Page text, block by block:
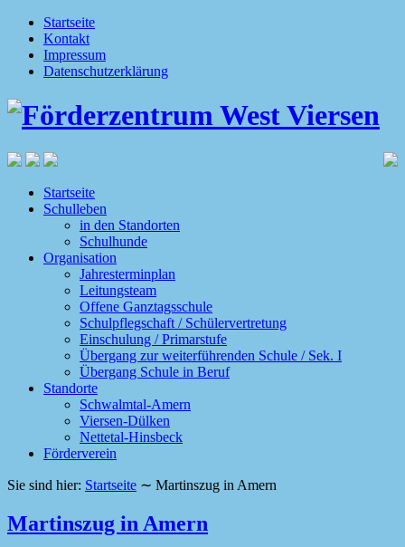
Startseite
Kontakt
Impressum
Datenschutzerklärung
Startseite
Schulleben
in den Standorten
Schulhunde
Organisation
Jahresterminplan
Leitungsteam
Offene Ganztagsschule
Schulpflegschaft / Schülervertretung
Einschulung / Primarstufe
Übergang zur weiterführenden Schule / Sek. I
Übergang Schule in Beruf
Standorte
Schwalmtal-Amern
Viersen-Dülken
Nettetal-Hinsbeck
Förderverein
Sie sind hier: Startseite ∼ Martinszug in Amern
Martinszug in Amern